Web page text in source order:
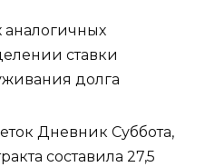
аналогичных
ставки
долга
Дневник Суббота,
составила 27,5